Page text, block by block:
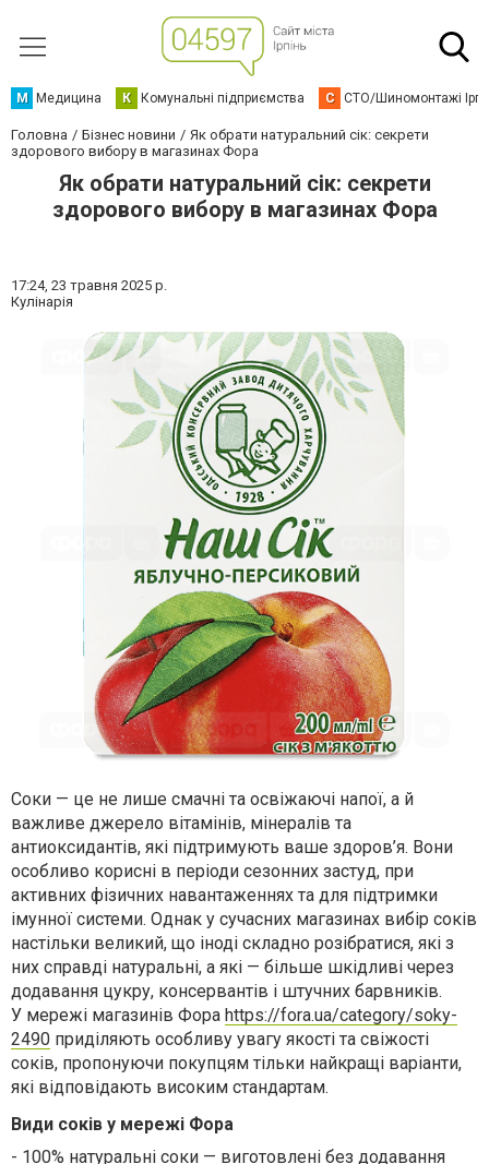
М Медицина К Комунальні підприємства С СТО/Шиномонтажі
Головна Бізнес новини
Як обрати натуральний сік: секрети
здорового вибору в магазинах Фора
Як обрати натуральний сік: секрети
здорового вибору в магазинах Фора
17:24, 23 травня 2025 р.
Кулінарія
Соки — це не лише смачні та освіжаючі напої, а й
важливе джерело вітамінів, мінералів та
антиоксидантів, які підтримують ваше здоров’я. Вони
особливо корисні в періоди сезонних застуд, при
активних фізичних навантаженнях та для підтримки
імунної системи. Однак у сучасних магазинах вибір соків
настільки великий, що іноді складно розібратися, які з
них справді натуральні, а які — більше шкідливі через
додавання цукру, консервантів і штучних барвників.
У мережі магазинів Фора https://fora.ua/category/soky-
2490 приділяють особливу увагу якості та свіжості
соків, пропонуючи покупцям тільки найкращі варіанти,
які відповідають високим стандартам.
Види соків у мережі Фора
- 100% натуральні соки — виготовлені без додавання